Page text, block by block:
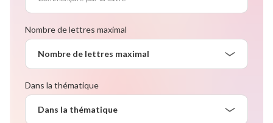
Nombre de lettres maximal
Nombre de lettres maximal
Dans la thématique
Dans la thématique